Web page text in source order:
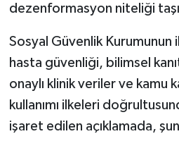
dezenformasyon niteliği
Sosyal Güvenlik Kurumunun
hasta güvenliği, bilimsel
onaylı klinik veriler ve kamu
kullanımı ilkeleri
işaret edilen açıklamada,